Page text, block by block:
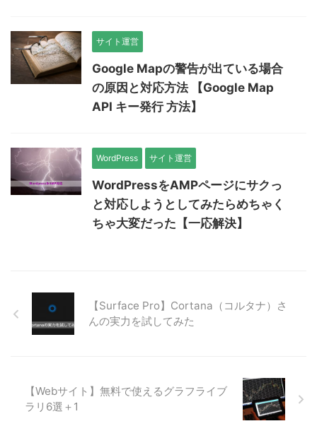
サイト運営
Google Mapの警告が出ている場合
の原因と対応方法 【Google Map
API キー発行 方法】
WordPress サイト運営
WordPressをAMPページにサクっ
と対応しようとしてみたらめちゃく
ちゃ大変だった【一応解決】
【Surface Pro】Cortana（コルタナ）さ
んの実力を試してみた
【Webサイト】無料で使えるグラフライブ
ラリ6選＋1